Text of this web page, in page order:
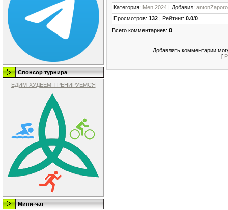
Спонсор турнира
ЕДИМ-ХУДЕЕМ-ТРЕНИРУЕМСЯ
Мини-чат
Категория: Men 2024 | Добавил:
Просмотров: 132 | Рейтинг: 0.0/0
Всего комментариев: 0
Добавлять комментарии
[